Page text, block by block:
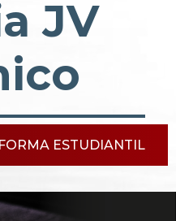
JV
ESTUDIANTIL